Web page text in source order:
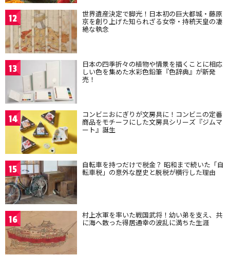
12 世界遺産決定で脚光！日本初の巨大都城・藤原
京を創り上げた知られざる女帝・持統天皇の凄
絶な執念
13 日本の四季折々の植物や情景を描くことに相応
しい色を集めた水彩色鉛筆『色辞典』が新発
売！
14 コンビニおにぎりが文房具に！コンビニの定番
商品をモチーフにした文房具シリーズ『ジムマ
ート』誕生
15 自転車を持つだけで税金？ 昭和まで続いた「自
転車税」の意外な歴史と脱税が横行した理由
16 村上水軍を率いた戦国武将！幼い弟を支え、共
に海へ散った得居通幸の波乱に満ちた生涯